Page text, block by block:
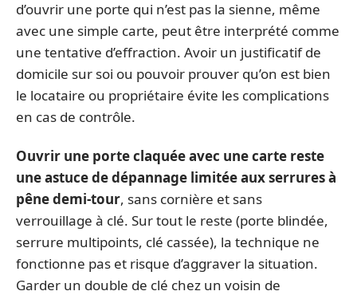
d’ouvrir une porte qui n’est pas la sienne, même
avec une simple carte, peut être interprété comme
une tentative d’effraction. Avoir un justificatif de
domicile sur soi ou pouvoir prouver qu’on est bien
le locataire ou propriétaire évite les complications
en cas de contrôle.
Ouvrir une porte claquée avec une carte reste
une astuce de dépannage limitée aux serrures à
pêne demi-tour, sans cornière et sans
verrouillage à clé. Sur tout le reste (porte blindée,
serrure multipoints, clé cassée), la technique ne
fonctionne pas et risque d’aggraver la situation.
Garder un double de clé chez un voisin de